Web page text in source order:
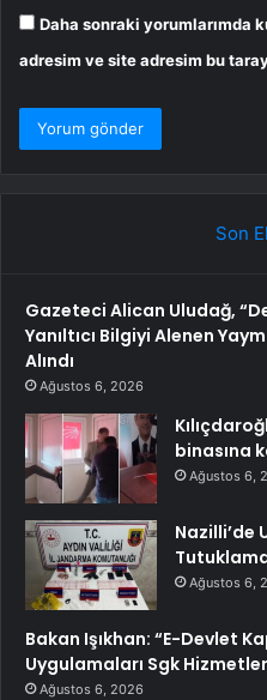
Daha sonraki yorumlarımda
adresim ve site adresim bu
Son
Gazeteci Alican Uludağ,
Yanıltıcı Bilgiyi Alenen
Alındı
Ağustos 6, 2026
binasına
Ağustos 6,
Nazilli’de
Ağustos 6,
Bakan Işıkhan: “E-Devlet
Uygulamaları Sgk
Ağustos 6, 2026